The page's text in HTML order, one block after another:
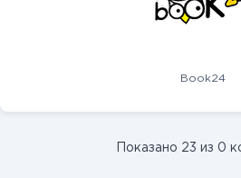
Book24
Показано 23 из 0